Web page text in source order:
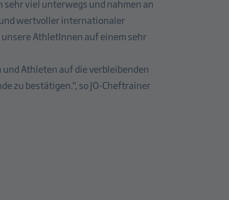
viel unterwegs und nahmen an
wertvoller internationaler
unsere AthletInnen auf einem sehr
Athleten auf die verbleibenden
zu bestätigen.", so JO-Cheftrainer